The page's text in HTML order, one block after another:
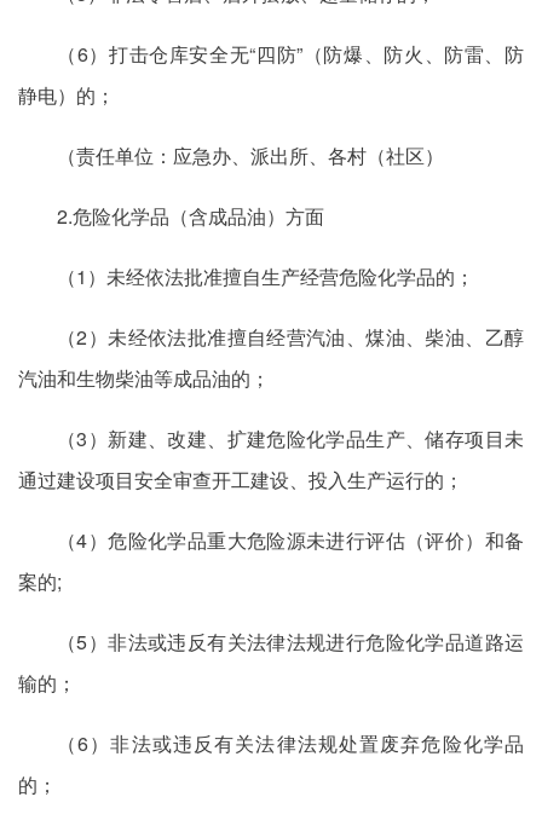
（6）打击仓库安全无“四防”（防爆、防火、防雷、防
静电）的；
（责任单位：应急办、派出所、各村（社区）
2.危险化学品（含成品油）方面
（1）未经依法批准擅自生产经营危险化学品的；
（2）未经依法批准擅自经营汽油、煤油、柴油、乙醇
汽油和生物柴油等成品油的；
（3）新建、改建、扩建危险化学品生产、储存项目未
通过建设项目安全审查开工建设、投入生产运行的；
（4）危险化学品重大危险源未进行评估（评价）和备
案的;
（5）非法或违反有关法律法规进行危险化学品道路运
输的；
（6）非法或违反有关法律法规处置废弃危险化学品
的；